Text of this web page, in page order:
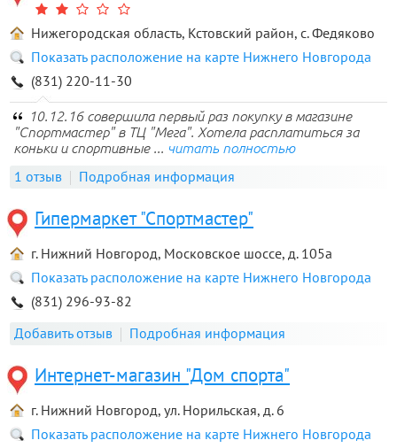
Нижегородская область, Кстовский район, с. Федяково
Показать расположение на карте Нижнего Новгорода
(831) 220-11-30
10.12.16 совершила первый раз покупку в магазине
"Спортмастер" в ТЦ "Мега". Хотела расплатиться за
коньки и спортивные ... читать полностью
1 отзыв Подробная информация
Гипермаркет "Спортмастер"
г. Нижний Новгород, Московское шоссе, д. 105а
Показать расположение на карте Нижнего Новгорода
(831) 296-93-82
Добавить отзыв
Подробная информация
Интернет-магазин "Дом спорта"
г. Нижний Новгород, ул. Норильская, д. 6
Показать расположение на карте Нижнего Новгорода